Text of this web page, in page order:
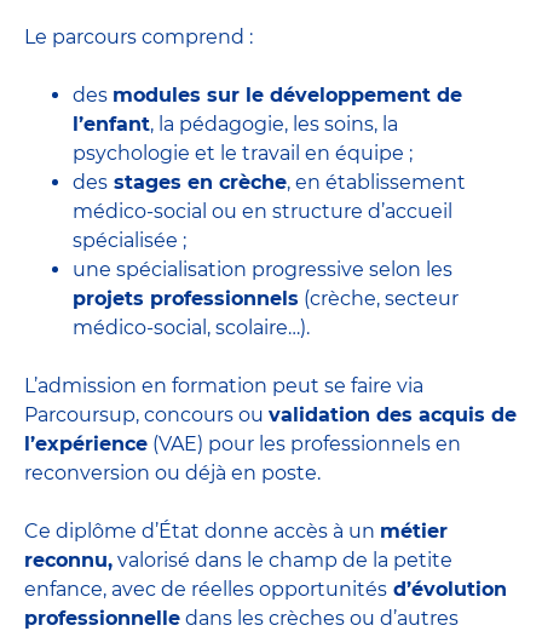
Le parcours comprend :
des modules sur le développement de
l’enfant, la pédagogie, les soins, la
psychologie et le travail en équipe ;
des stages en crèche, en établissement
médico-social ou en structure d’accueil
spécialisée ;
une spécialisation progressive selon les
projets professionnels (crèche, secteur
médico-social, scolaire…).
L’admission en formation peut se faire via
Parcoursup, concours ou validation des acquis de
l’expérience (VAE) pour les professionnels en
reconversion ou déjà en poste.
Ce diplôme d’État donne accès à un métier
reconnu, valorisé dans le champ de la petite
enfance, avec de réelles opportunités d’évolution
professionnelle dans les crèches ou d’autres